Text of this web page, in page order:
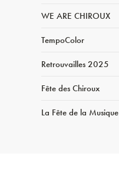
WE ARE CHIROUX
TempoColor
Retrouvailles 2025
Fête des Chiroux
La Fête de la Musique